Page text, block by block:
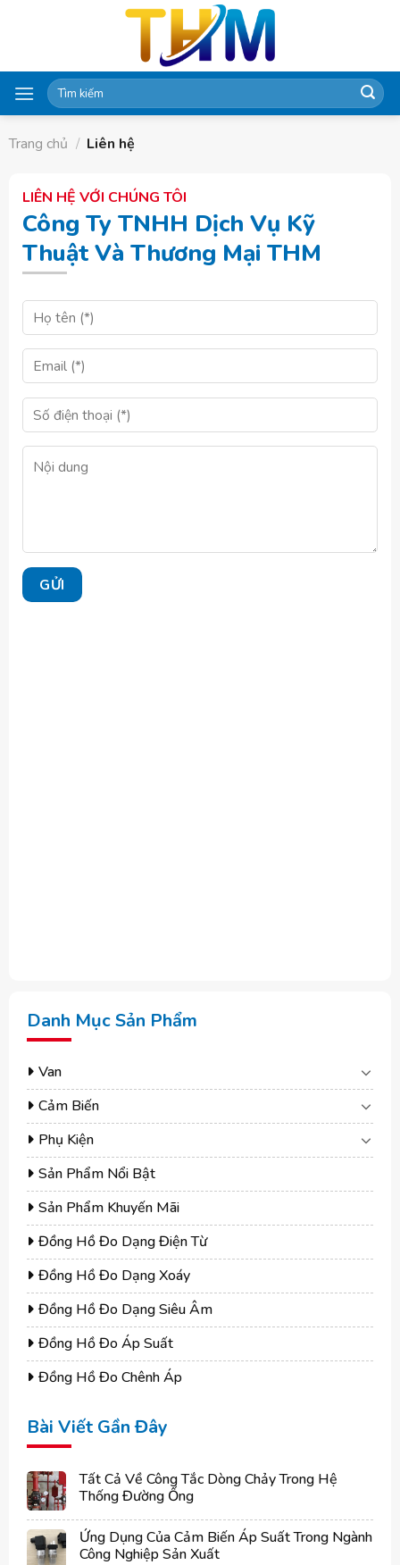
Tìm
kiếm:
Trang chủ / Liên hệ
LIÊN HỆ VỚI CHÚNG TÔI
Công Ty TNHH Dịch Vụ Kỹ
Thuật Và Thương Mại THM
Danh Mục Sản Phẩm
Van
Cảm Biến
Phụ Kiện
Sản Phẩm Nổi Bật
Sản Phẩm Khuyến Mãi
Đồng Hồ Đo Dạng Điện Từ
Đồng Hồ Đo Dạng Xoáy
Đồng Hồ Đo Dạng Siêu Âm
Đồng Hồ Đo Áp Suất
Đồng Hồ Đo Chênh Áp
Bài Viết Gần Đây
Tất Cả Về Công Tắc Dòng Chảy Trong Hệ
Thống Đường Ống
Ứng Dụng Của Cảm Biến Áp Suất Trong Ngành
Công Nghiệp Sản Xuất